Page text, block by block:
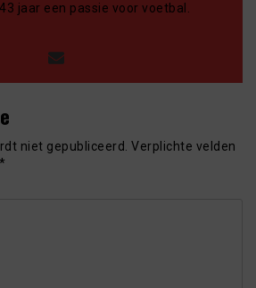
jaar een passie voor voetbal.
niet gepubliceerd. Verplichte velden
*